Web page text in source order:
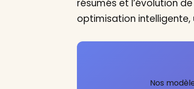
résumés et l’évolution
optimisation intelligente,
Nos